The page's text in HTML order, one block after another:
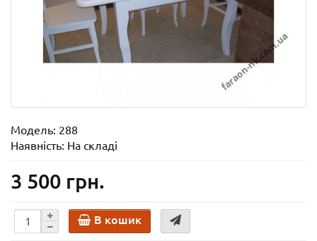
Модель: 288
Наявність: На складі
3 500 грн.
В кошик